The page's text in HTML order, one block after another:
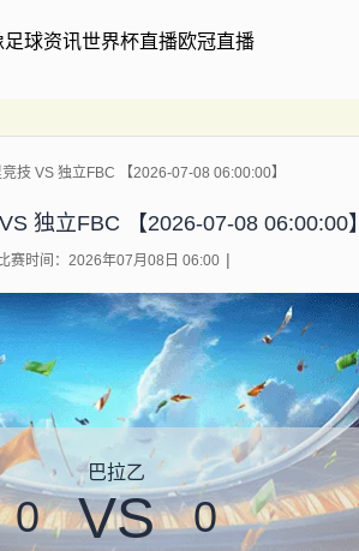
足球资讯世界杯直播欧冠直播
技 VS 独立FBC 【2026-07-08 06:00:00】
独立FBC 【2026-07-08 06:00:00】
比赛时间：2026年07月08日 06:00
巴拉乙
0 VS 0